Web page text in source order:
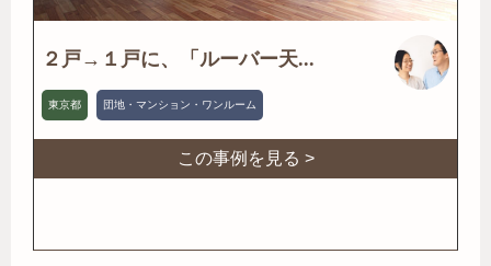
２戸→１戸に、「ルーバー天...
東京都 団地・マンション・ワンルーム
この事例を見る >